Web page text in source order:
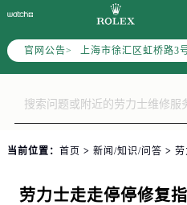
官网公告>
节假日正常营业！
当前位置： 首页 > 新闻/知识/问答 >
劳力士走走停停修复